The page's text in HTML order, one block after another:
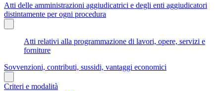
Atti delle amministrazioni aggiudicatrici e degli enti aggiudicatori
distintamente per ogni procedura
Atti relativi alla programmazione di lavori, opere, servizi e
forniture
Sovvenzioni, contributi, sussidi, vantaggi economici
Criteri e modalità